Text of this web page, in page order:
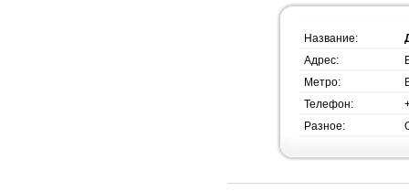
Название:
Адрес:
Метро:
Телефон:
Разное: